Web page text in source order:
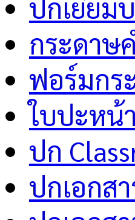
ปกเยี่ยม
กระดาษ
ฟอร์มกร
ใบปะหน้
ปก
ปกเอกส